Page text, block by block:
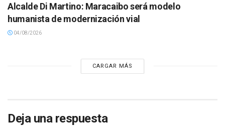
Alcalde Di Martino: Maracaibo será modelo
humanista de modernización vial
04/08/2026
CARGAR MÁS
Deja una respuesta